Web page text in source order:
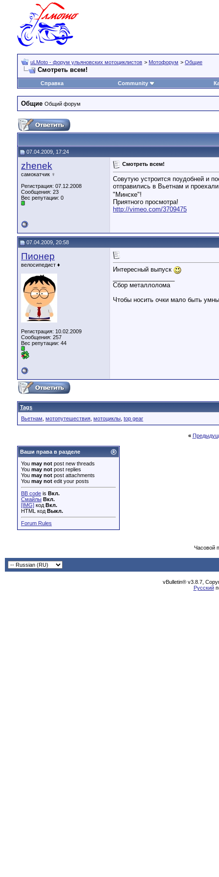
uLMoto - форум ульяновских мотоциклистов > Мотофорум > Общие
Смотреть всем!
Справка Community
Общие Общий форум
07.04.2009, 17:24
zhenek
самокатчик ♀
Регистрация: 07.12.2008
Сообщения: 23
Вес репутации: 0
Смотреть всем!
Совутую устроится поудобней и
отправились в Вьетнам и
"Минске"!
Приятного просмотра!
http://vimeo.com/3709475
07.04.2009, 20:58
Пионер
велосипедист ♦
Регистрация: 10.02.2009
Сообщения: 257
Вес репутации: 44
Интересный выпуск
Сбор металлолома
Чтобы носить очки мало быть
Tags
Вьетнам мотопутешествия мотоциклы top gear
«
Ваши права в разделе
You may not post new threads
You may not post replies
You may not post attachments
You may not edit your posts
BB code is Вкл.
Смайлы Вкл.
[IMG] код Вкл.
HTML код Выкл.
Forum Rules
Часовой
vBulletin® v3.8.7,
Русский